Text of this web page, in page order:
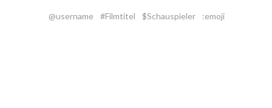
@username #Filmtitel $Schauspieler :emoji